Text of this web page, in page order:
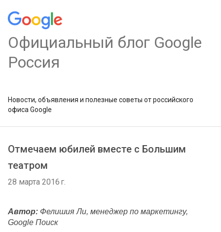
Официальный блог Google
Россия
Новости, объявления и полезные советы от российского
офиса Google
Отмечаем юбилей вместе с Большим
театром
28 марта 2016 г.
Автор: Фелишия Ли, менеджер по маркетингу,
Google Поиск